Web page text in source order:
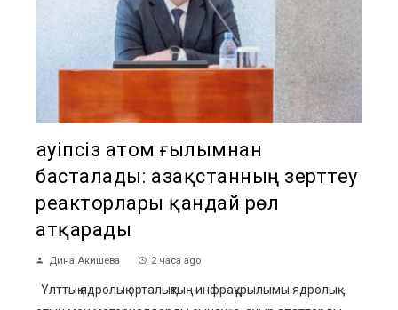
Қауіпсіз атом ғылымнан
басталады: Қазақстанның зерттеу
реакторлары қандай рөл
атқарады
Дина Акишева 2 часа ago
Ұлттық ядролық орталықтың инфрақұрылымы ядролық